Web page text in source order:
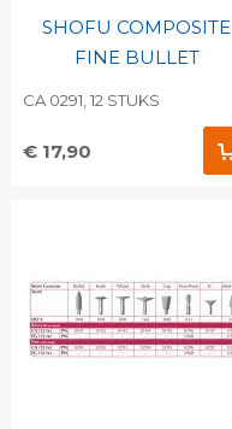
SHOFU COMPOSITE
FINE BULLET
CA 0291, 12 STUKS
€ 17,90